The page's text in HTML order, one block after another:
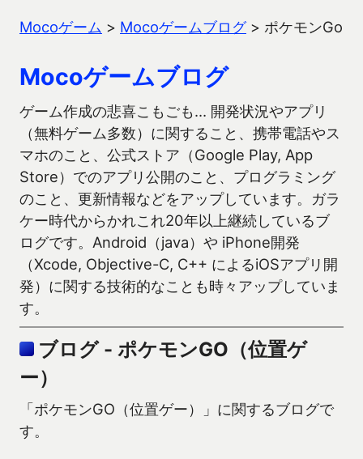
Mocoゲーム > Mocoゲームブログ> ポケモンGo
Mocoゲームブログ
ゲーム作成の悲喜こもごも… 開発状況やアプリ
（無料ゲーム多数）に関すること、携帯電話やス
マホのこと、公式ストア（Google Play, App
Store）でのアプリ公開のこと、プログラミング
のこと、更新情報などをアップしています。ガラ
ケー時代からかれこれ20年以上継続しているブ
ログです。Android（java）や iPhone開発
（Xcode, Objective-C, C++ によるiOSアプリ開
発）に関する技術的なことも時々アップしていま
す。
ブログ - ポケモンGO（位置ゲ
ー）
「ポケモンGO（位置ゲー）」に関するブログで
す。